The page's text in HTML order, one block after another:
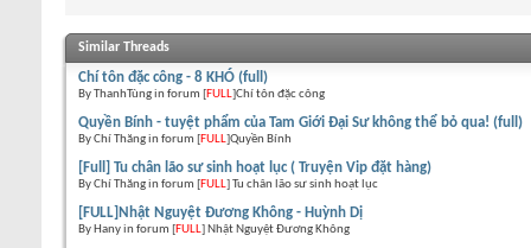
Similar Threads
Chí tôn đặc công - 8 KHÓ (full)
By ThanhTùng in forum [FULL]Chí tôn đặc công
Quyền Bính - tuyệt phẩm của Tam Giới Đại Sư không thể bỏ qua! (full)
By Chí Thăng in forum [FULL]Quyền Bính
[Full] Tu chân lão sư sinh hoạt lục ( Truyện Vip đặt hàng)
By Chí Thăng in forum [FULL] Tu chân lão sư sinh hoạt lục
[FULL]Nhật Nguyệt Đương Không - Huỳnh Dị
By Hany in forum [FULL] Nhật Nguyệt Đương Không